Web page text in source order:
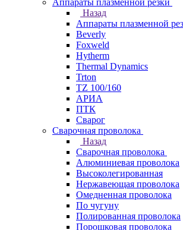
Аппараты плазменной резки
Назад
Аппараты плазменной
Beverly
Foxweld
Hytherm
Thermal Dynamics
Trton
TZ 100/160
АРИА
ПТК
Сварог
Сварочная проволока
Назад
Сварочная проволока
Алюминиевая проволока
Высоколегированная
Нержавеющая проволока
Омедненная проволока
По чугуну
Полированная проволока
Порошковая проволока